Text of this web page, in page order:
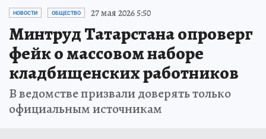
НОВОСТИ ОБЩЕСТВО 27 мая 2026 5:50
Минтруд Татарстана опроверг
фейк о массовом наборе
кладбищенских работников
В ведомстве призвали доверять только
официальным источникам